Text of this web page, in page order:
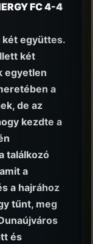
FC 4-4
két együttes.
két
egyetlen
a
de az
kezdte a
találkozó
a
a hajrához
tűnt, meg
és